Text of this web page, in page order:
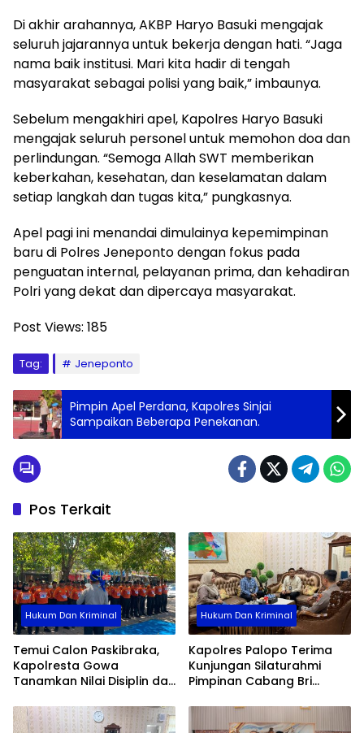
Di akhir arahannya, AKBP Haryo Basuki mengajak
seluruh jajarannya untuk bekerja dengan hati. “Jaga
nama baik institusi. Mari kita hadir di tengah
masyarakat sebagai polisi yang baik,” imbaunya.
Sebelum mengakhiri apel, Kapolres Haryo Basuki
mengajak seluruh personel untuk memohon doa dan
perlindungan. “Semoga Allah SWT memberikan
keberkahan, kesehatan, dan keselamatan dalam
setiap langkah dan tugas kita,” pungkasnya.
Apel pagi ini menandai dimulainya kepemimpinan
baru di Polres Jeneponto dengan fokus pada
penguatan internal, pelayanan prima, dan kehadiran
Polri yang dekat dan dipercaya masyarakat.
Post Views: 185
Tag: Jeneponto
Pimpin Apel Perdana, Kapolres Sinjai
Sampaikan Beberapa Penekanan.
Pos Terkait
Hukum Dan Kriminal
Temui Calon Paskibraka,
Kapolresta Gowa
Tanamkan Nilai Disiplin dan
Hukum Dan Kriminal
Kapolres Palopo Terima
Kunjungan Silaturahmi
Pimpinan Cabang Bri